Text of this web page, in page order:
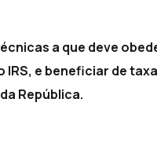
a que deve
IRS, e beneficiar de
República.